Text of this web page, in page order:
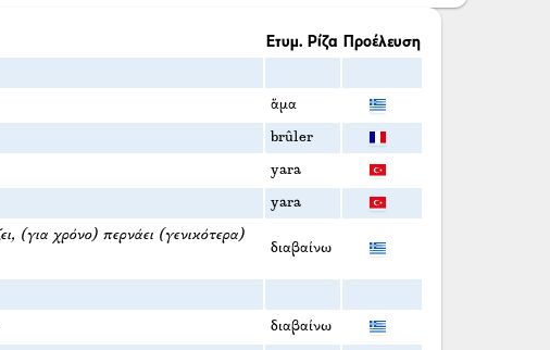
Ετυμ. Ρίζα Προέλευση
ἅμα
brûler
yara
yara
(για χρόνο) περνάει (γενικότερα)
διαβαίνω
διαβαίνω